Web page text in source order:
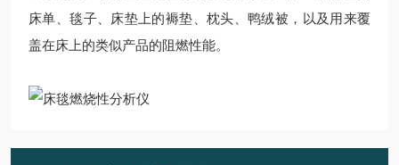
床单、毯子、床垫上的褥垫、枕头、鸭绒被，以及用来覆
盖在床上的类似产品的阻燃性能。